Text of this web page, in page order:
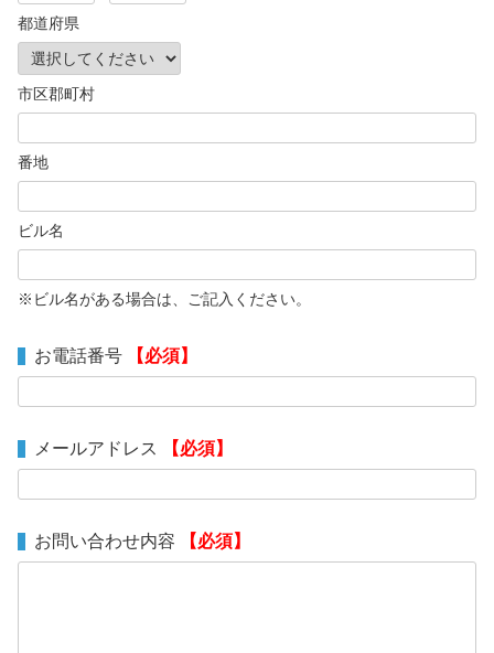
都道府県
市区郡町村
番地
ビル名
※ビル名がある場合は、ご記入ください。
お電話番号 【必須】
メールアドレス 【必須】
お問い合わせ内容 【必須】